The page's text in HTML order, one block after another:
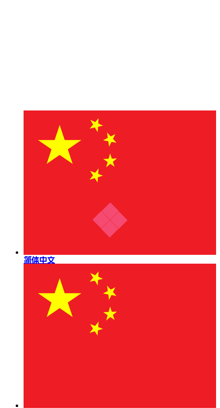
简体中文